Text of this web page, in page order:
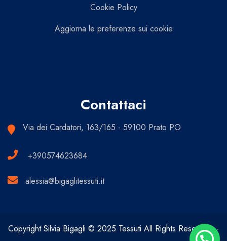
Cookie Policy
Aggiorna le preferenze sui cookie
Contattaci
Via dei Cardatori, 163/165 - 59100 Prato PO
+390574623684
alessia@bigaglitessuti.it
Copyright Silvia Bigagli © 2025 Tessuti All Rights Reserved. -